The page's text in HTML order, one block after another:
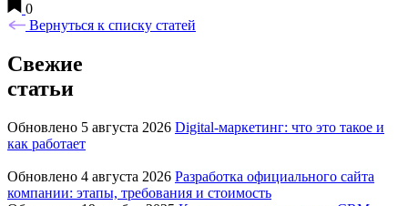
0
Вернуться к списку статей
Свежие
статьи
Обновлено 5 августа 2026 Digital-маркетинг: что это такое и
как работает
Обновлено 4 августа 2026 Разработка официального сайта
компании: этапы, требования и стоимость